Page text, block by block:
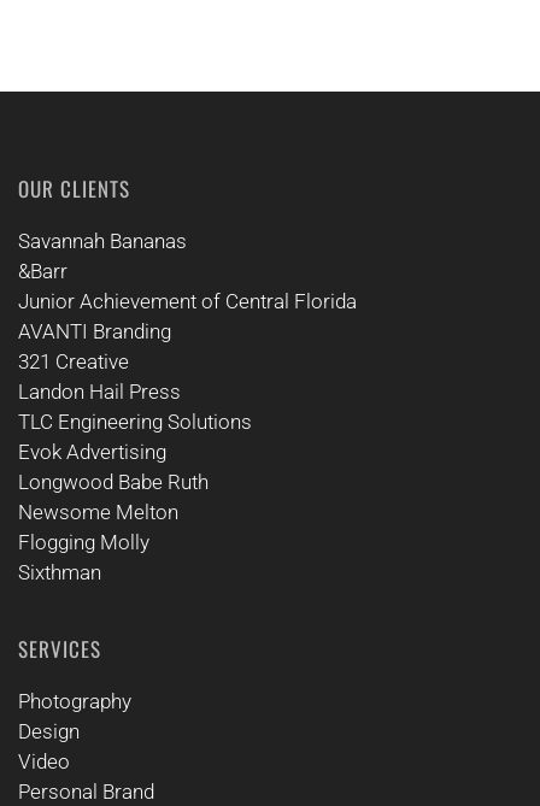
OUR CLIENTS
Savannah Bananas
&Barr
Junior Achievement of Central Florida
AVANTI Branding
321 Creative
Landon Hail Press
TLC Engineering Solutions
Evok Advertising
Longwood Babe Ruth
Newsome Melton
Flogging Molly
Sixthman
SERVICES
Photography
Design
Video
Personal Brand